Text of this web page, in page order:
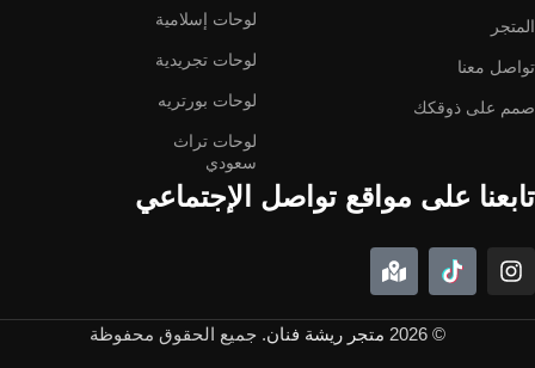
المتجر
تواصل معنا
صمم على ذوقكك
لوحات إسلامية
لوحات تجريدية
لوحات بورتريه
لوحات تراث
سعودي
تابعنا على مواقع تواصل الإجتماعي
© 2026 متجر ريشة فنان. جميع الحقوق محفوظة